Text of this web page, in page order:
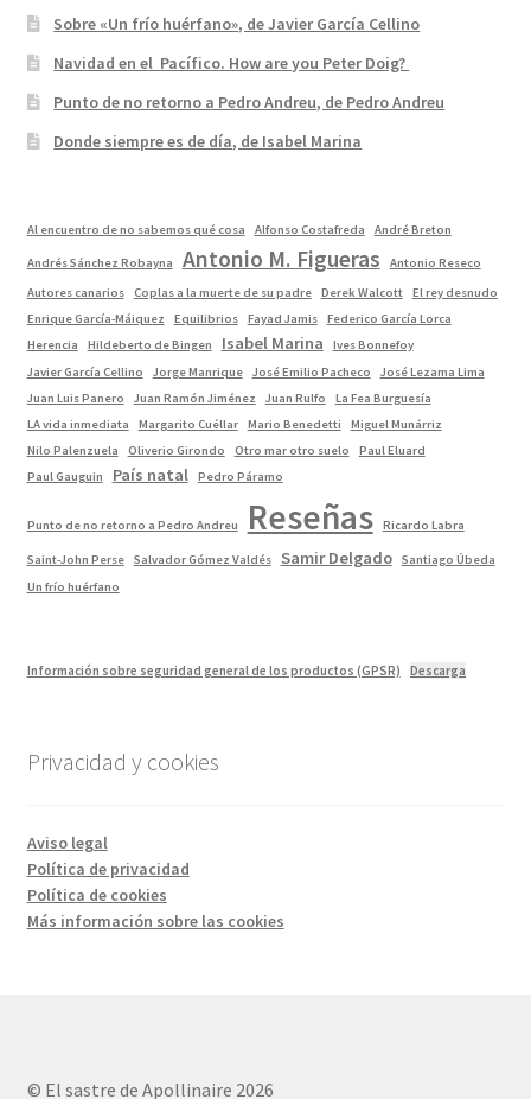
Sobre «Un frío huérfano», de Javier García Cellino
Navidad en el Pacífico. How are you Peter Doig?
Punto de no retorno a Pedro Andreu, de Pedro Andreu
Donde siempre es de día, de Isabel Marina
Al encuentro de no sabemos qué cosa Alfonso Costafreda André Breton
Andrés Sánchez Robayna Antonio M. Figueras
Antonio Reseco
Autores canarios
Coplas a la muerte de su padre Derek Walcott
El rey desnudo
Enrique García-Máiquez
Equilibrios Fayad Jamis
Federico García Lorca
Herencia
Hildeberto de Bingen Isabel Marina
Ives Bonnefoy
Javier García Cellino
Jorge Manrique José Emilio Pacheco
José Lezama Lima
Juan Luis Panero
Juan Ramón Jiménez Juan Rulfo
La Fea Burguesía
LA vida inmediata
Margarito Cuéllar Mario Benedetti
Miguel Munárriz
Nilo Palenzuela
Oliverio Girondo Otro mar otro suelo
Paul Eluard
Paul Gauguin
País natal Pedro Páramo
Punto de no retorno a Pedro Andreu Reseñas Ricardo Labra
Saint-John Perse Salvador Gómez Valdés Samir Delgado
Santiago Úbeda
Un frío huérfano
Información sobre seguridad general de los productos (GPSR) Descarga
Privacidad y cookies
Aviso legal
Política de privacidad
Política de cookies
Más información sobre las cookies
© El sastre de Apollinaire 2026